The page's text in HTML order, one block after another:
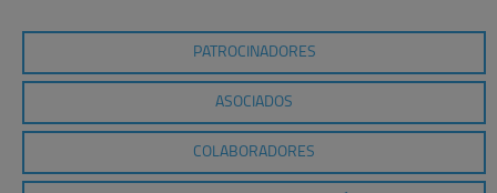
PATROCINADORES
ASOCIADOS
COLABORADORES